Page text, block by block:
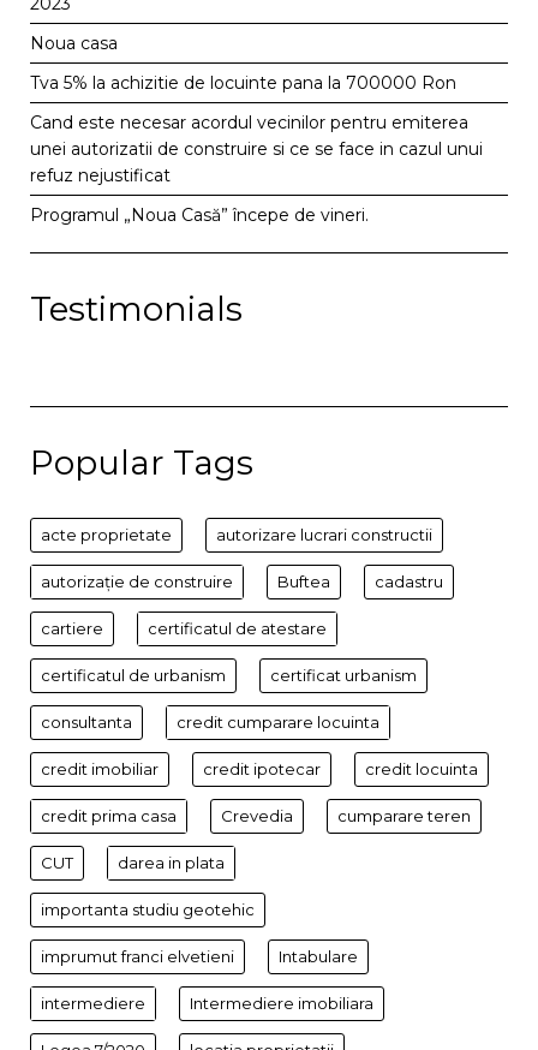
Noua casa
Tva 5% la achizitie de locuinte pana la 700000 Ron
Cand este necesar acordul vecinilor pentru emiterea
unei autorizatii de construire si ce se face in cazul unui
refuz nejustificat
Programul „Noua Casă” începe de vineri.
Testimonials
Popular Tags
acte proprietate autorizare lucrari constructii
autorizație de construire Buftea cadastru
cartiere certificatul de atestare
certificatul de urbanism certificat urbanism
consultanta credit cumparare locuinta
credit imobiliar credit ipotecar credit locuinta
credit prima casa Crevedia cumparare teren
CUT darea in plata
importanta studiu geotehic
imprumut franci elvetieni Intabulare
intermediere Intermediere imobiliara